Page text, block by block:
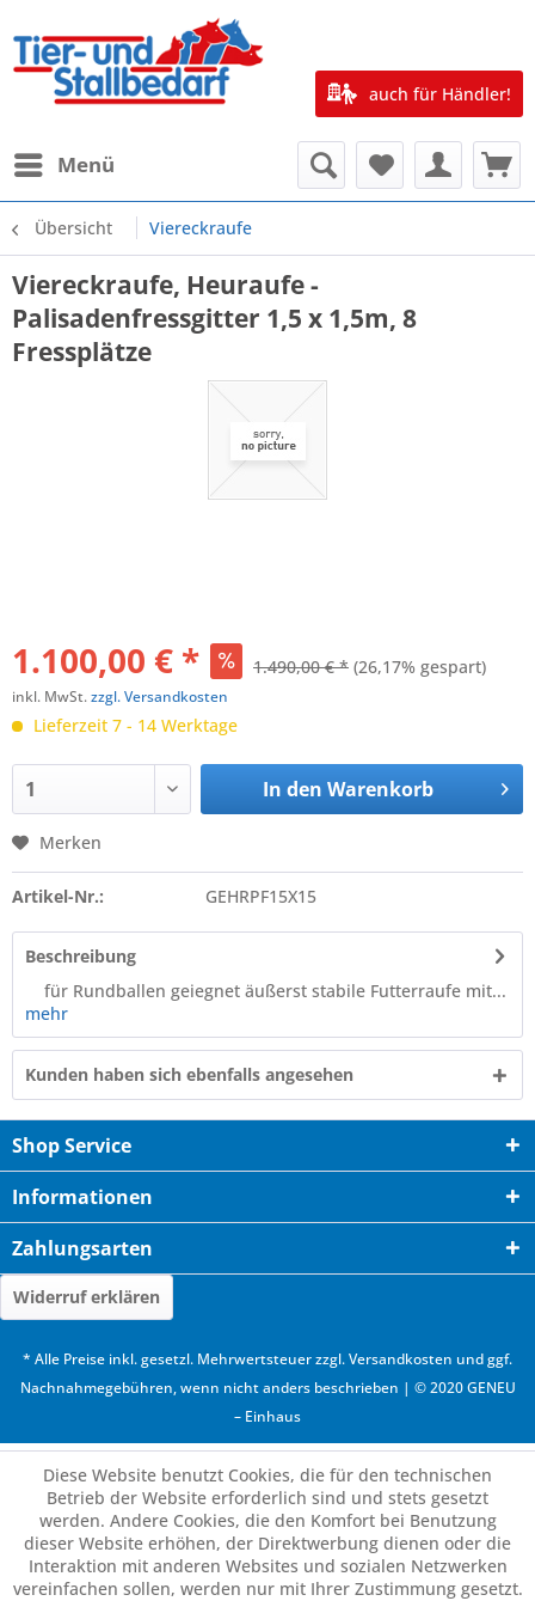
Menü
auch für Händler!
Übersicht Viereckraufe
Viereckraufe, Heuraufe -
Palisadenfressgitter 1,5 x 1,5m, 8
Fressplätze
1.100,00 € * 1.490,00 € * (26,17% gespart)
inkl. MwSt.zzgl. Versandkosten
Lieferzeit 7 - 14 Werktage
In den Warenkorb
Merken
Artikel-Nr.: GEHRPF15X15
Beschreibung
für Rundballen geiegnet äußerst stabile Futterraufe mit...
mehr
Kunden haben sich ebenfalls angesehen
Shop Service
Informationen
Zahlungsarten
Widerruf erklären
* Alle Preise inkl. gesetzl. Mehrwertsteuer zzgl.Versandkosten und ggf.
Nachnahmegebühren, wenn nicht anders beschrieben | © 2020 GENEU
– Einhaus
Diese Website benutzt Cookies, die für den technischen
Betrieb der Website erforderlich sind und stets gesetzt
werden. Andere Cookies, die den Komfort bei Benutzung
dieser Website erhöhen, der Direktwerbung dienen oder die
Interaktion mit anderen Websites und sozialen Netzwerken
vereinfachen sollen, werden nur mit Ihrer Zustimmung gesetzt.